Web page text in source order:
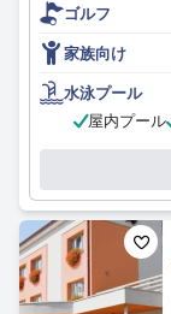
ゴルフ
家族向け
水泳プール
屋内プール